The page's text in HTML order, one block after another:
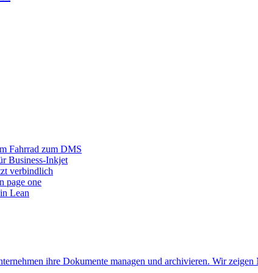
Fahrrad zum DMS
Business-Inkjet
verbindlich
page one
Lean
ihre Dokumente managen und archivieren. Wir